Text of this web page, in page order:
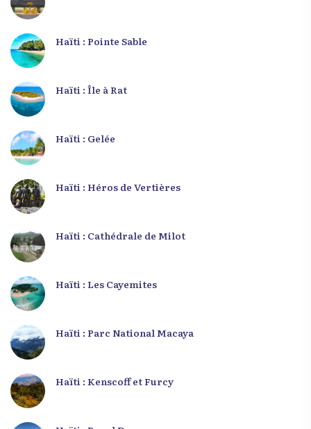
Haïti : Pointe Sable
Haïti : Île à Rat
Haïti : Gelée
Haïti : Héros de Vertières
Haïti : Cathédrale de Milot
Haïti : Les Cayemites
Haïti : Parc National Macaya
Haïti : Kenscoff et Furcy